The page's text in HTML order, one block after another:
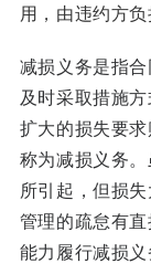
用，由违约方负
减损义务是指
及时采取措施
扩大的损失要
称为减损义务
所引起，但损
管理的疏怠有
能力履行减损